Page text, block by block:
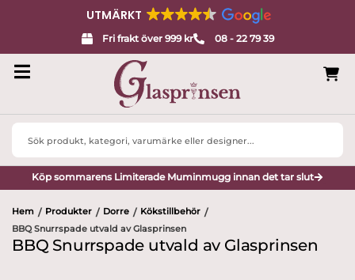
UTMÄRKT
Fri frakt över 999 kr 08 - 22 79 39
Search
Köp sommarens Limiterade Muminmugg innan det tar slut
Hem / Produkter / Dorre / Kökstillbehör /
BBQ Snurrspade utvald av Glasprinsen
BBQ Snurrspade utvald av Glasprinsen